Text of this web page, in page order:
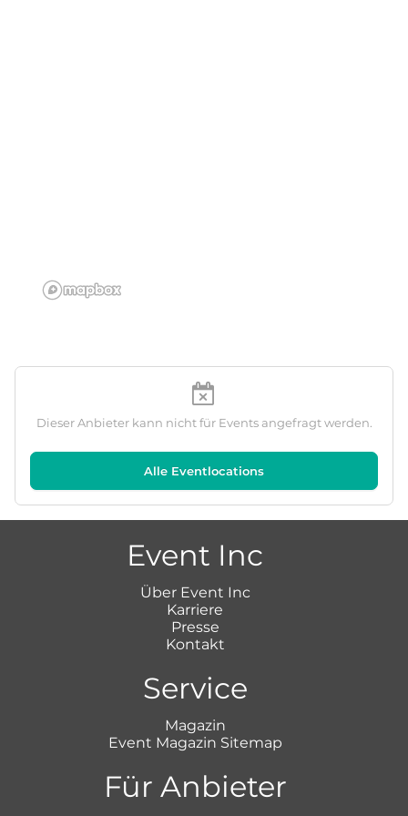
Dieser Anbieter kann nicht für Events angefragt werden.
Alle Eventlocations
Event Inc
Über Event Inc
Karriere
Presse
Kontakt
Service
Magazin
Event Magazin Sitemap
Für Anbieter